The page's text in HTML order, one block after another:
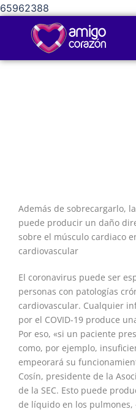
65962388
Además de sobrecargarlo,
puede producir un daño
sobre el músculo cardiaco
cardiovascular
El coronavirus puede ser
personas con patologías
cardiovascular. Cualquier
por el COVID-19 produce
Por eso, «si un paciente
como, por ejemplo,
empeorará su
Cosín, presidente de la
de la SEC. Esto puede
de líquido en los pulmones,